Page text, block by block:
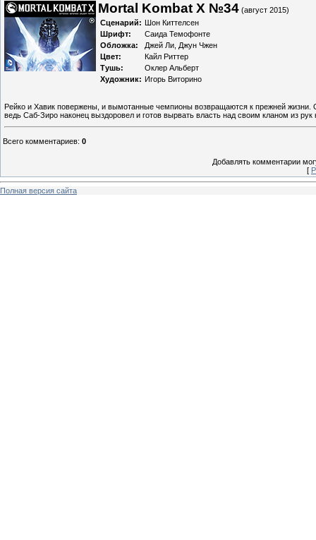
Mortal Kombat X №34 (август 2015)
Сценарий:
Шон Киттелсен
Шрифт:
Саида Темофонте
Обложка:
Джей Ли, Джун Чжен
Цвет:
Кайл Риттер
Тушь:
Оклер Альберт
Художник: Игорь Виторино
Рейко и Хавик повержены, и вымотанные чемпионы возвращаются к прежней жизни.
ведь Саб-Зиро наконец выздоровел и готов вырвать власть над своим кланом из рук
Всего комментариев: 0
Добавлять комментарии
[
Полная версия сайта